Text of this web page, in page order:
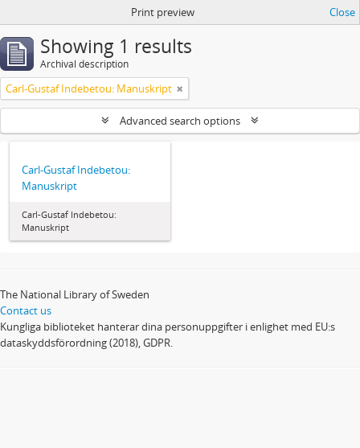
Print preview Close
Showing 1 results
Archival description
Carl-Gustaf Indebetou: Manuskript
Advanced search options
Carl-Gustaf Indebetou:
Manuskript
Carl-Gustaf Indebetou:
Manuskript
The National Library of Sweden
Contact us
Kungliga biblioteket hanterar dina personuppgifter i enlighet med EU:s
dataskyddsförordning (2018), GDPR.